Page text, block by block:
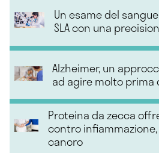
Un esame del
SLA con una
Alzheimer, un
ad agire molto prima
Proteina da zecca
contro
cancro